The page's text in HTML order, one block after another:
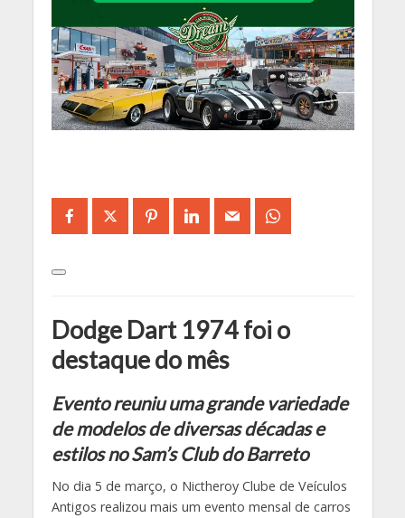
Dodge Dart 1974 foi o
destaque do mês
Evento reuniu uma grande variedade
de modelos de diversas décadas e
estilos no Sam’s Club do Barreto
No dia 5 de março, o Nictheroy Clube de Veículos
Antigos realizou mais um evento mensal de carros